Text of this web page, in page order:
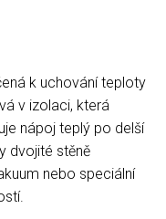
k uchování teploty
v izolaci, která
nápoj teplý po delší
dvojité stěně
nebo speciální